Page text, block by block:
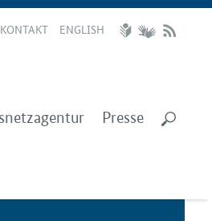
KONTAKT ENGLISH
Presse